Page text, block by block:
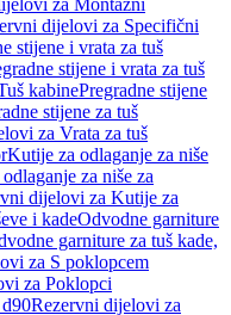
za Montažni
dijelovi za Specifični
stijene i vrata za tuš
stijene i vrata za tuš
kabinePregradne stijene
stijene za tuš
za Vrata za tuš
Kutije za odlaganje za niše
za niše za
dijelovi za Kutije za
i kadeOdvodne garniture
garniture za tuš kade,
za S poklopcem
za Poklopci
Rezervni dijelovi za